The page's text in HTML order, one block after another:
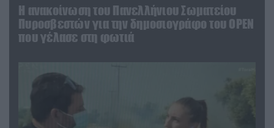
Η ανακοίνωση του Πανελλήνιου Σωματείου
Πυροσβεστών για την δημοσιογράφο του OPEN
που γέλασε στη φωτιά